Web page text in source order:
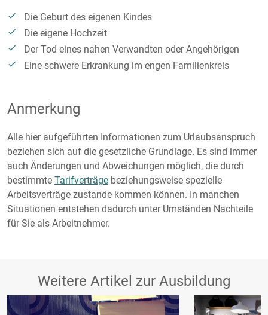
Die Geburt des eigenen Kindes
Die eigene Hochzeit
Der Tod eines nahen Verwandten oder Angehörigen
Eine schwere Erkrankung im engen Familienkreis
Anmerkung
Alle hier aufgeführten Informationen zum Urlaubsanspruch
beziehen sich auf die gesetzliche Grundlage. Es sind immer
auch Änderungen und Abweichungen möglich, die durch
bestimmte Tarifverträge beziehungsweise spezielle
Arbeitsverträge zustande kommen können. In manchen
Situationen entstehen dadurch unter Umständen Nachteile
für Sie als Arbeitnehmer.
Weitere Artikel zur Ausbildung